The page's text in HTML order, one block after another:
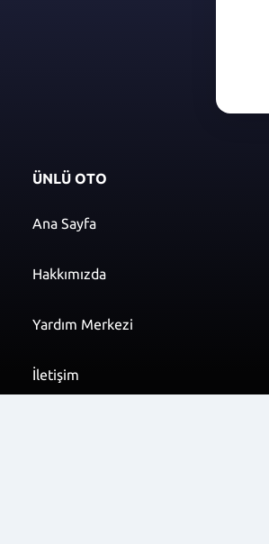
ÜNLÜ OTO
Ana Sayfa
Hakkımızda
Yardım Merkezi
İletişim